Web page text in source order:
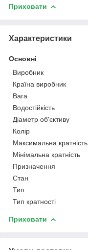
Приховати
Характеристики
Основні
Виробник
Країна виробник
Вага
Водостійкість
Діаметр об'єктиву
Колір
Максимальна кратність
Мінімальна кратність
Призначення
Стан
Тип
Тип кратності
Приховати